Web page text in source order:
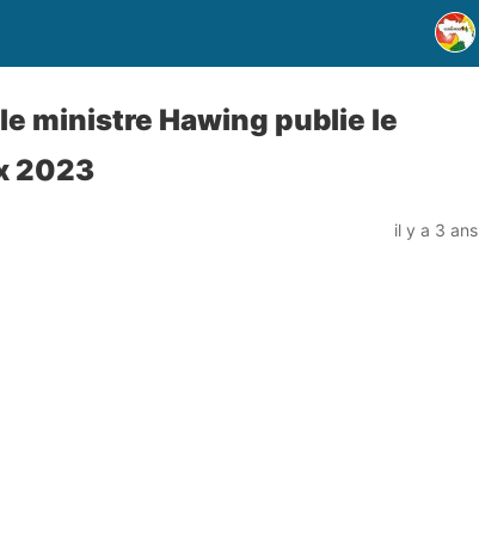
ministre Hawing publie le
2023
il y a 3 ans